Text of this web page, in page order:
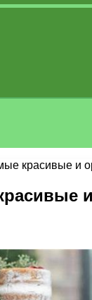
красивые и